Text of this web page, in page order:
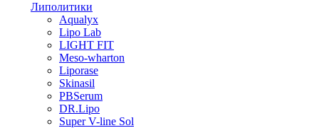
Липолитики
Aqualyx
Lipo Lab
LIGHT FIT
Meso-wharton
Liporase
Skinasil
PBSerum
DR.Lipo
Super V-line Sol